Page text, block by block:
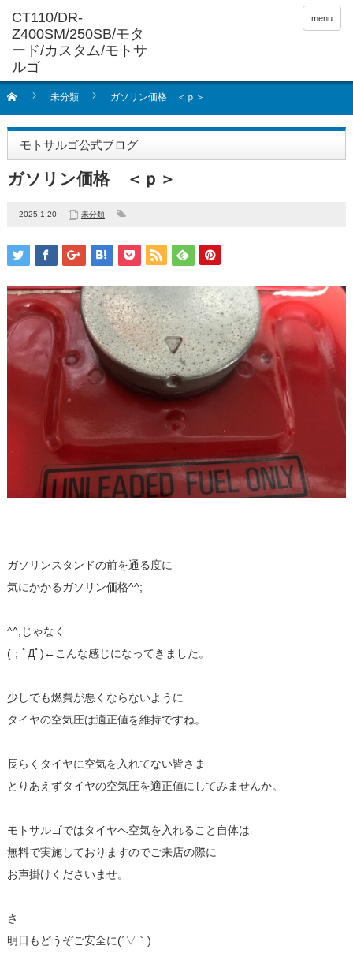
menu
未分類 ガソリン価格 ＜ｐ＞
モトサルゴ公式ブログ
ガソリン価格 ＜ｐ＞
2025.1.20 未分類
ガソリンスタンドの前を通る度に
気にかかるガソリン価格^^;
^^;じゃなく
(；ﾟДﾟ)←こんな感じになってきました。
少しでも燃費が悪くならないように
タイヤの空気圧は適正値を維持ですね。
長らくタイヤに空気を入れてない皆さま
とりあえずタイヤの空気圧を適正値にしてみませんか。
モトサルゴではタイヤへ空気を入れること自体は
無料で実施しておりますのでご来店の際に
お声掛けくださいませ。
さ
明日もどうぞご安全に(´▽｀)